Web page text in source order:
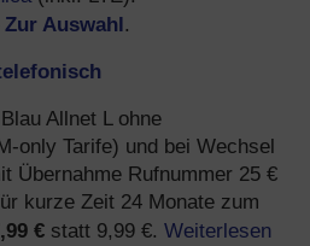
Zur Auswahl.
Blau Allnet L ohne
only Tarife) und bei Wechsel
Übernahme Rufnummer 25 €
kurze Zeit 24 Monate zum
€ statt 9,99 €. Weiterlesen